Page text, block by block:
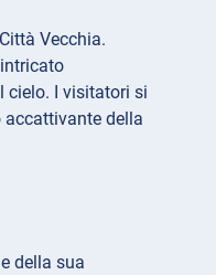
Vecchia.
cielo. I visitatori si
accattivante della
della sua